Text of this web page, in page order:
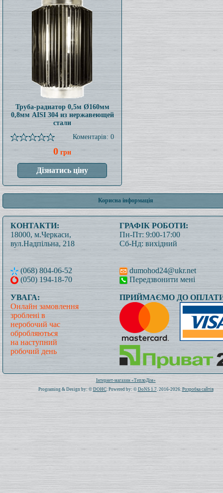
Труба-радиатор 0,5м Ø160мм
0,8мм AISI 304 из нержавеющей
стали
Коментарів: 0
0 грн
Корисна інформація
КОНТАКТИ:
18000, м.Черкаси,
вул.Надпільна, 218
(068) 804-06-52
(050) 194-18-70
ГРАФІК РОБОТИ:
Пн-Пт: 9:00-17:00
Сб-Нд: вихідний
dumohod24@ukr.net
Передзвонити мені
УВАГА:
Онлайн замовлення
зроблені в
неробочий час
обробляються
на наступний
робочий день
ПРИЙМАЄМО ДО
Всього: 1021350 Сьогодні: 460
Інтернет-магазин «ТеплоДім»
Programing & Design by: © DOHC. Powered by: © DoNS 1.7. 2016-2026. Розробка сайтів